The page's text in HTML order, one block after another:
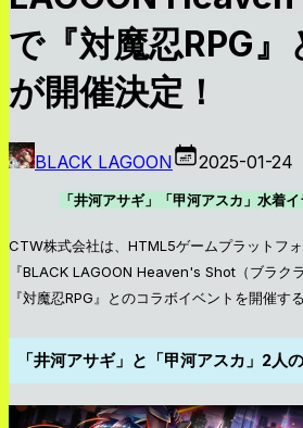
で『対魔忍RPG
が開催決定！
BLACK LAGOON 2025-01-24
「井河アサギ」「甲河アスカ」水着
CTW株式会社は、HTML5ゲームプラットフ
『BLACK LAGOON Heaven's Shot（ブラク
『対魔忍RPG』とのコラボイベントを開催す
「井河アサギ」と「甲河アスカ」2人